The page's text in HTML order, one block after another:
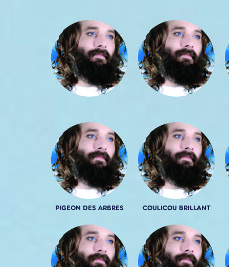
PIGEON DES ARBRES COULICOU BRILLANT